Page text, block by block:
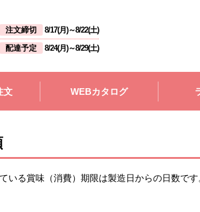
注文締切 8/17(月)～8/22(土)
配達予定
8/24(月)～8/29(土)
文 WEBカタログ
いる賞味（消費）期限は製造日からの日数です